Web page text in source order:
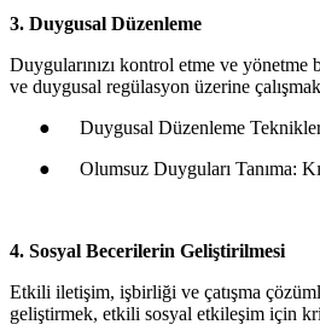
3. Duygusal Düzenleme
Duygularınızı kontrol etme ve
ve duygusal regülasyon üzerine
● Duygusal Düzenleme
● Olumsuz Duyguları Tanıma:
4. Sosyal Becerilerin Geliştirilmesi
Etkili iletişim, işbirliği ve çatışma
geliştirmek, etkili sosyal etkileşim için